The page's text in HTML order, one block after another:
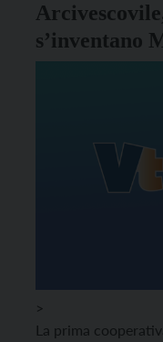
s’inventano
>
La prima